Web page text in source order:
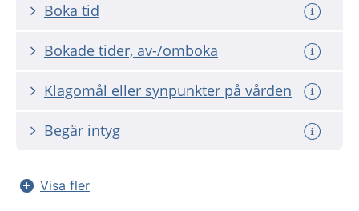
Boka tid
Bokade tider, av-/omboka
Klagomål eller synpunkter på vården
Begär intyg
Visa fler